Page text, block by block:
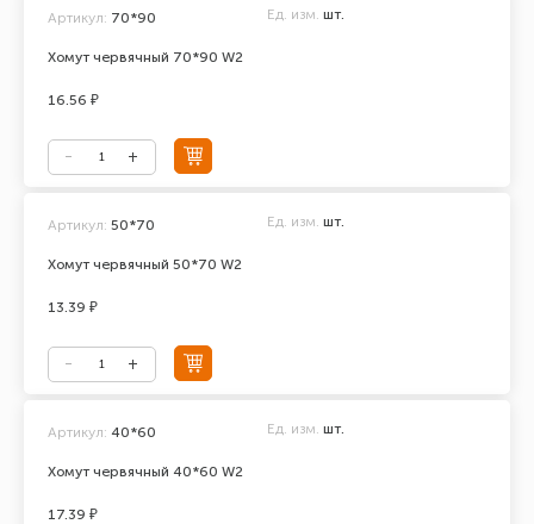
Хомут червячный 70*90 W2
Артикул: 70*90 Ед. изм. шт.
16.56 ₽
Хомут червячный 50*70 W2
Артикул: 50*70 Ед. изм. шт.
13.39 ₽
Хомут червячный 40*60 W2
Артикул: 40*60 Ед. изм. шт.
17.39 ₽